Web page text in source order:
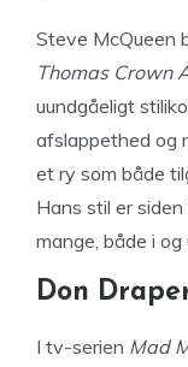
Steve McQueen
Thomas Crown
uundgåeligt
afslappethed og
et ry som både
Hans stil er
mange, både i
Don
I tv-serien Mad